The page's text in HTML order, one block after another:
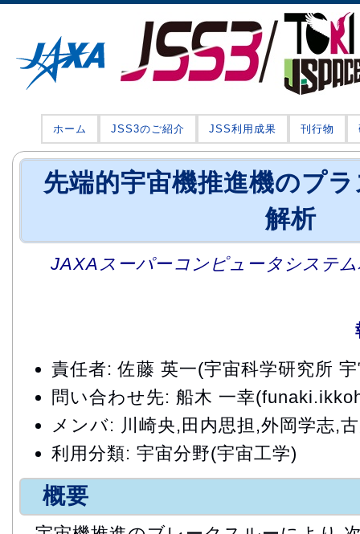
ホーム JSS3のご紹介 JSS利用成果 刊行物
先端的宇宙機推進機のプ
解析
JAXAスーパーコンピュータシステ
責任者: 佐藤 英一(宇宙科学研究所
問い合わせ先: 船木 一幸
メンバ: 川崎央,田内思担,外岡学志,
利用分類: 宇宙分野(宇宙工学)
概要